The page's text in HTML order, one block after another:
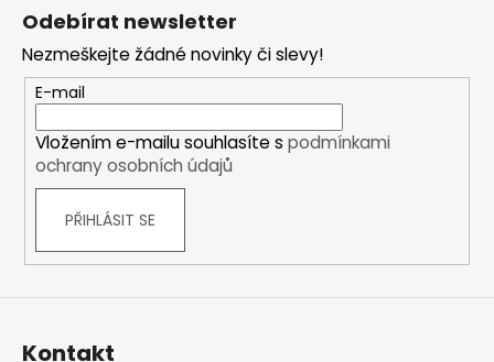
Odebírat newsletter
Nezmeškejte žádné novinky či slevy!
E-mail
Vložením e-mailu souhlasíte s podmínkami
ochrany osobních údajů
PŘIHLÁSIT SE
Kontakt